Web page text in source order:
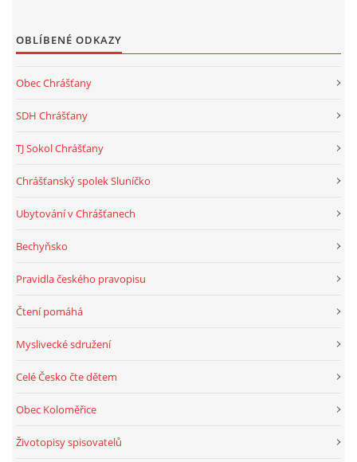
OBLÍBENÉ ODKAZY
Obec Chrášťany
SDH Chrášťany
TJ Sokol Chrášťany
Chrášťanský spolek Sluníčko
Ubytování v Chrášťanech
Bechyňsko
Pravidla českého pravopisu
Čtení pomáhá
Myslivecké sdružení
Celé Česko čte dětem
Obec Koloměřice
Životopisy spisovatelů